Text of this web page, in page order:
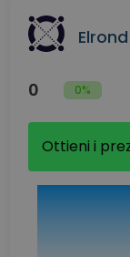
Elrond
0 0%
Ottieni i